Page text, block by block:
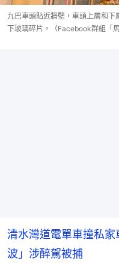
九巴車頭貼近牆壁，車頭上層和
下玻璃碎片。（Facebook群組「
清水灣道電單車撞私
波」涉醉駕被捕